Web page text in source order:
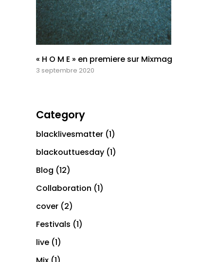
« H O M E » en premiere sur Mixmag
3 septembre 2020
Category
blacklivesmatter (1)
blackouttuesday (1)
Blog (12)
Collaboration (1)
cover (2)
Festivals (1)
live (1)